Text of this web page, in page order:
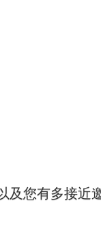
您有多接近